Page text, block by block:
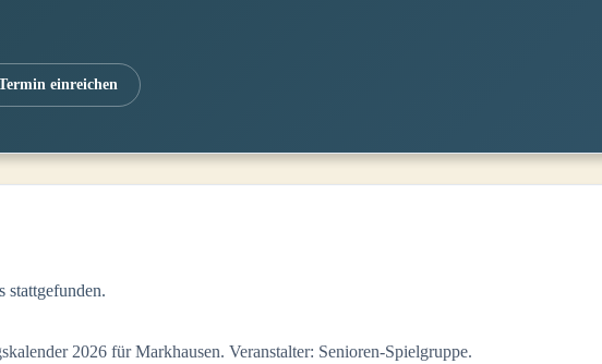
einreichen
stattgefunden.
2026 für Markhausen. Veranstalter: Senioren-Spielgruppe.